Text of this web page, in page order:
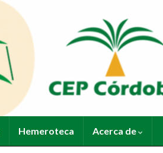
Hemeroteca Acerca de